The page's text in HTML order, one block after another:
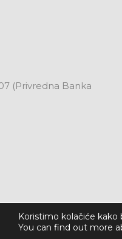
(Privredna Banka
Koristimo kolačiće kako
You can find out more